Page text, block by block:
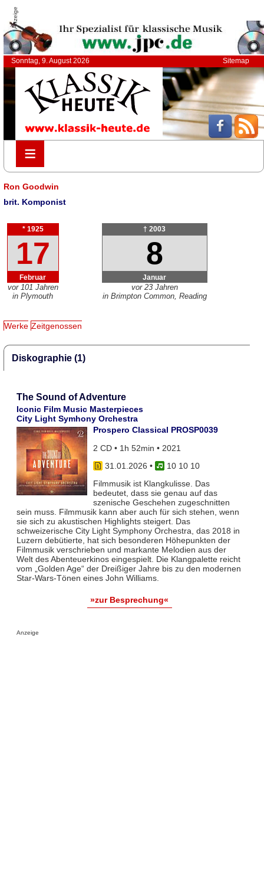
Anzeige
Sonntag, 9. August 2026 Sitemap
≡
≡
Ron Goodwin
brit. Komponist
* 1925
17
Februar
vor 101 Jahren
in Plymouth
† 2003
8
Januar
vor 23 Jahren
in Brimpton Common, Reading
Werke Zeitgenossen
Diskographie (1)
The Sound of Adventure
Iconic Film Music Masterpieces
City Light Symhony Orchestra
Prospero Classical PROSP0039
2 CD • 1h 52min • 2021
31.01.2026 •
10 10 10
Filmmusik ist Klangkulisse. Das
bedeutet, dass sie genau auf das
szenische Geschehen zugeschnitten
sein muss. Filmmusik kann aber auch für sich stehen, wenn
sie sich zu akustischen Highlights steigert. Das
schweizerische City Light Symphony Orchestra, das 2018 in
Luzern debütierte, hat sich besonderen Höhepunkten der
Filmmusik verschrieben und markante Melodien aus der
Welt des Abenteuerkinos eingespielt. Die Klangpalette reicht
vom „Golden Age“ der Dreißiger Jahre bis zu den modernen
Star-Wars-Tönen eines John Williams.
»zur Besprechung«
Anzeige